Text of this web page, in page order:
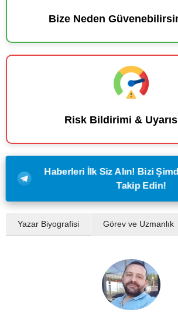
Bize Neden
Risk Bildirimi &
Haberleri İlk Siz Alın! Bizi
Takip Edin!
Yazar Biyografisi Görev ve Uzmanlık